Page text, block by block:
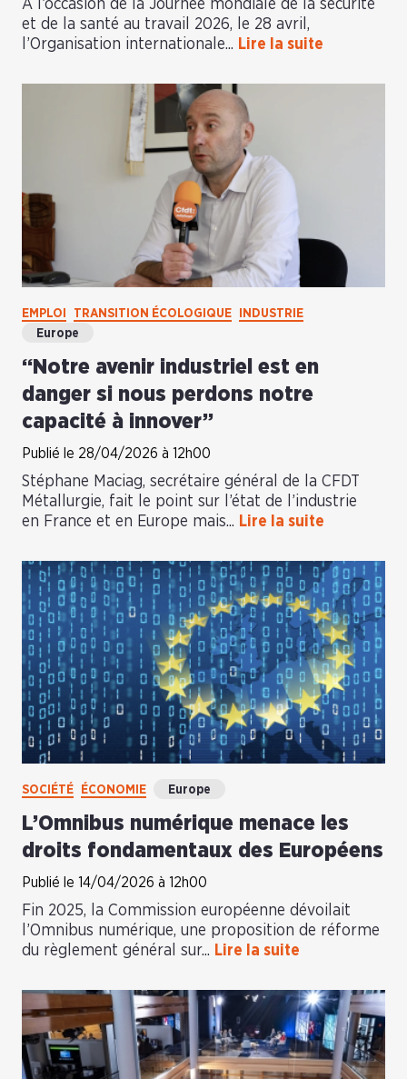
À l’occasion de la Journée mondiale de la sécurité
et de la santé au travail 2026, le 28 avril,
l’Organisation internationale... Lire la suite
EMPLOI TRANSITION ÉCOLOGIQUE
INDUSTRIE
Europe
“Notre avenir industriel est en
danger si nous perdons notre
capacité à innover”
Publié le 28/04/2026 à 12h00
Stéphane Maciag, secrétaire général de la CFDT
Métallurgie, fait le point sur l’état de l’industrie
en France et en Europe mais... Lire la suite
SOCIÉTÉ ÉCONOMIE Europe
L’Omnibus numérique menace les
droits fondamentaux des Européens
Publié le 14/04/2026 à 12h00
Fin 2025, la Commission européenne dévoilait
l’Omnibus numérique, une proposition de réforme
du règlement général sur... Lire la suite